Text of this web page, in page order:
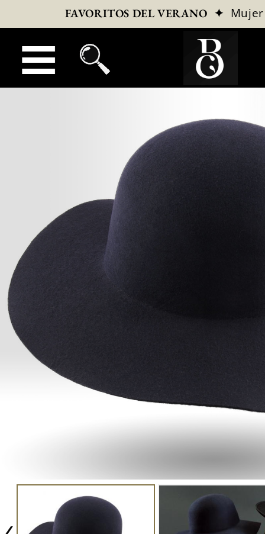
FAVORITOS DEL VERANO ✦ Mujer